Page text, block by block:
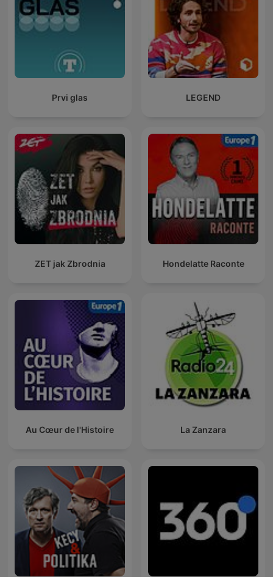
Prvi glas LEGEND
ZET jak Zbrodnia Hondelatte Raconte
Au Cœur de l'Histoire La Zanzara